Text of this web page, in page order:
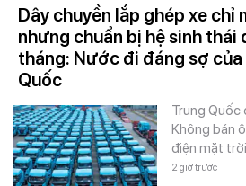
Dây chuyền lắp ghép xe chỉ
nhưng chuẩn bị hệ sinh thái
tháng: Nước đi đáng sợ
Quốc
Trung Quốc
Không bán
điện mặt
2 giờ trước